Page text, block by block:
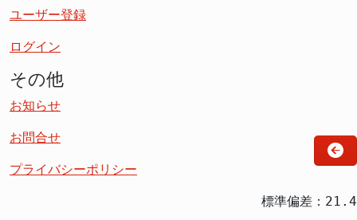
ユーザー登録
ログイン
その他
お知らせ
お問合せ
プライバシーポリシー
標準偏差：21.4